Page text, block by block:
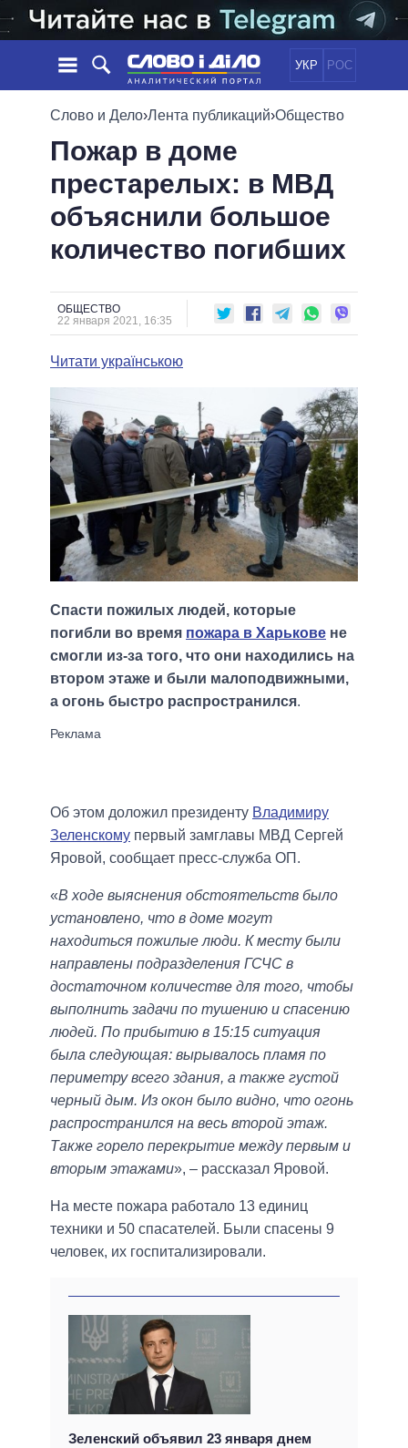
УКР РОС
НОВОСТИ
ЛЕНТА
СОБЫТИЯ
СТАТЬИ
ОБЗОРЫ
ДАЙДЖЕСТЫ
ПОЛИТИКА
ЭКОНОМИКА
ОБЩЕСТВО
ОБЕЩАНИЯ
ПОЛИТИКИ
ПРЕЗИДЕНТ И ОФИС
ВЕРХОВНАЯ РАДА
КАБИНЕТ МИНИСТРОВ
МЭРЫ
ПОДДЕРЖАТЬ
СРАВНЕНИЕ ПОЛИТИКОВ
Слово и Дело›Лента публикаций›Общество
Пожар в доме
престарелых: в МВД
объяснили большое
количество погибших
ОБЩЕСТВО
22 января 2021, 16:35
Читати українською
Спасти пожилых людей, которые
погибли во время пожара в Харькове не
смогли из-за того, что они находились на
втором этаже и были малоподвижными,
а огонь быстро распространился.
Об этом доложил президенту Владимиру
Зеленскому первый замглавы МВД Сергей
Яровой, сообщает пресс-служба ОП.
«В ходе выяснения обстоятельств было
установлено, что в доме могут
находиться пожилые люди. К месту были
направлены подразделения ГСЧС в
достаточном количестве для того, чтобы
выполнить задачи по тушению и спасению
людей. По прибытию в 15:15 ситуация
была следующая: вырывалось пламя по
периметру всего здания, а также густой
черный дым. Из окон было видно, что огонь
распространился на весь второй этаж.
Также горело перекрытие между первым и
вторым этажами», – рассказал Яровой.
На месте пожара работало 13 единиц
техники и 50 спасателей. Были спасены 9
человек, их госпитализировали.
Зеленский объявил 23 января днем